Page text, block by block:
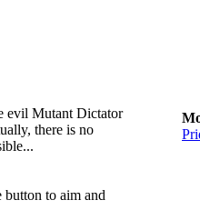
evil Mutant Dictator
there is no
button to aim and